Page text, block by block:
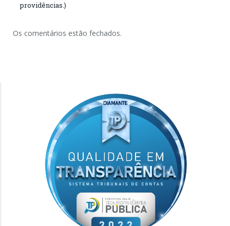
providências.)
Os comentários estão fechados.